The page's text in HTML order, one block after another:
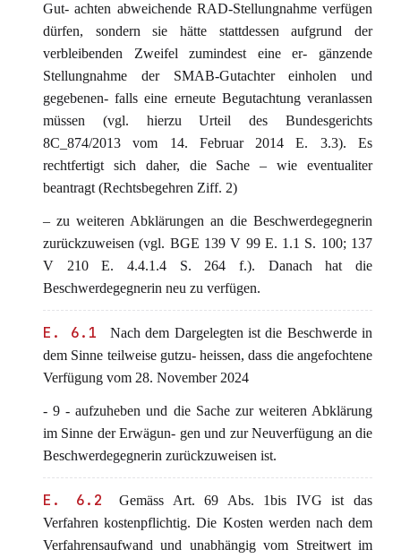
Gut- achten abweichende RAD-Stellungnahme verfügen
dürfen, sondern sie hätte stattdessen aufgrund der
verbleibenden Zweifel zumindest eine er- gänzende
Stellungnahme der SMAB-Gutachter einholen und
gegebenen- falls eine erneute Begutachtung veranlassen
müssen (vgl. hierzu Urteil des Bundesgerichts
8C_874/2013 vom 14. Februar 2014 E. 3.3). Es
rechtfertigt sich daher, die Sache – wie eventualiter
beantragt (Rechtsbegehren Ziff. 2)
– zu weiteren Abklärungen an die Beschwerdegegnerin
zurückzuweisen (vgl. BGE 139 V 99 E. 1.1 S. 100; 137
V 210 E. 4.4.1.4 S. 264 f.). Danach hat die
Beschwerdegegnerin neu zu verfügen.
E. 6.1
Nach dem Dargelegten ist die Beschwerde in
dem Sinne teilweise gutzu- heissen, dass die angefochtene
Verfügung vom 28. November 2024
- 9 - aufzuheben und die Sache zur weiteren Abklärung
im Sinne der Erwägun- gen und zur Neuverfügung an die
Beschwerdegegnerin zurückzuweisen ist.
E. 6.2
Gemäss Art. 69 Abs. 1bis IVG ist das
Verfahren kostenpflichtig. Die Kosten werden nach dem
Verfahrensaufwand und unabhängig vom Streitwert im